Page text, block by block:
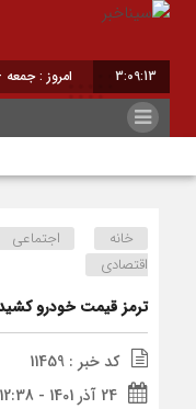
3:09:14 امروز : جمعه - ۱۶ مرداد -
خانه
اقتصادی
ترمز قیمت خودرو
کد خبر : 11459
24 آذر 1401 - 12:38